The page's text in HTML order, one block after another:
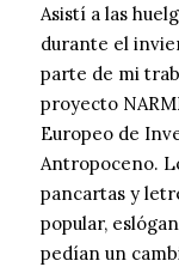
Asistí a las
durante el
parte de mi
proyecto
Europeo de
Antropoceno.
pancartas y
popular,
pedían un